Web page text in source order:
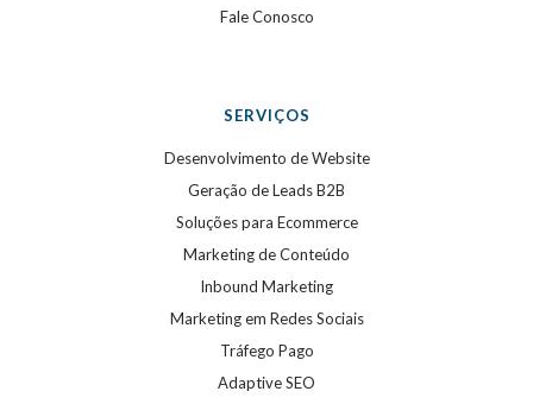
Fale Conosco
SERVIÇOS
Desenvolvimento de Website
Geração de Leads B2B
Soluções para Ecommerce
Marketing de Conteúdo
Inbound Marketing
Marketing em Redes Sociais
Tráfego Pago
Adaptive SEO